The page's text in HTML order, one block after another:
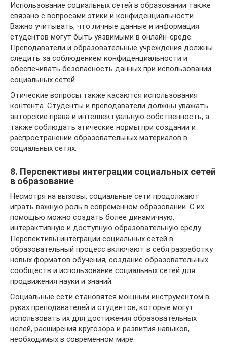
Использование социальных сетей в образовании также
связано с вопросами этики и конфиденциальности.
Важно учитывать, что личные данные и информация
студентов могут быть уязвимыми в онлайн-среде.
Преподаватели и образовательные учреждения должны
следить за соблюдением конфиденциальности и
обеспечивать безопасность данных при использовании
социальных сетей.
Этические вопросы также касаются использования
контента. Студенты и преподаватели должны уважать
авторские права и интеллектуальную собственность, а
также соблюдать этические нормы при создании и
распространении образовательных материалов в
социальных сетях.
8. Перспективы интеграции социальных сетей
в образование
Несмотря на вызовы, социальные сети продолжают
играть важную роль в современном образовании. С их
помощью можно создать более динамичную,
интерактивную и доступную образовательную среду.
Перспективы интеграции социальных сетей в
образовательный процесс включают в себя разработку
новых форматов обучения, создание образовательных
сообществ и использование социальных сетей для
продвижения науки и знаний.
Социальные сети становятся мощным инструментом в
руках преподавателей и студентов, которые могут
использовать их для достижения образовательных
целей, расширения кругозора и развития навыков,
необходимых в современном мире.